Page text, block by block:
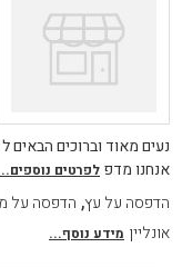
אנחנו מדפ לפרטים
הדפסה על עץ, הדפסה על
אונליין מידע נוסף...